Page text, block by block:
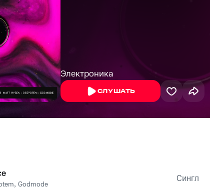
Электроника
СЛУШАТЬ
, Godmode Сингл